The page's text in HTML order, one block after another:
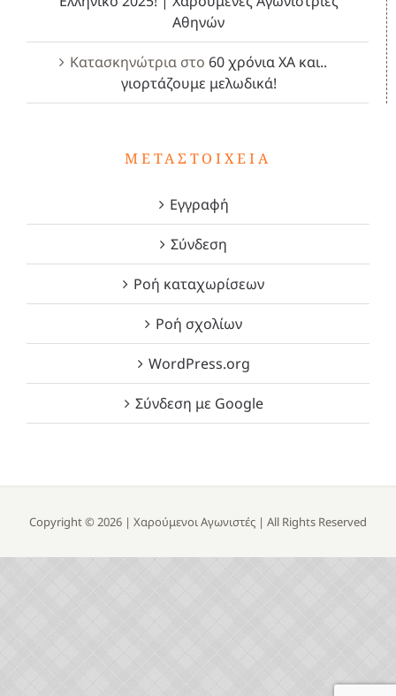
Αθηνών
Κατασκηνώτρια στο 60 χρόνια ΧΑ και..
γιορτάζουμε μελωδικά!
ΜΕΤΑΣΤΟΙΧΕΊΑ
Εγγραφή
Σύνδεση
Ροή καταχωρίσεων
Ροή σχολίων
WordPress.org
Σύνδεση με Google
Copyright © 2026 | Χαρούμενοι Αγωνιστές | All Rights Reserved